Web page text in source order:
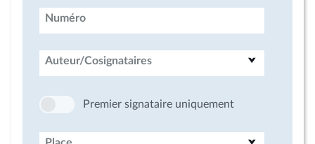
Numéro
Auteur/Cosignataires
Premier signataire uniquement